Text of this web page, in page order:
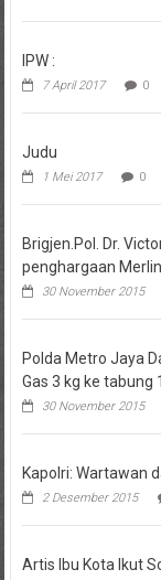
IPW :
7 April 2017 0
Judu
1 Mei 2017 0
Brigjen.Pol. Dr.
penghargaan
30 November 2015
Polda Metro Jaya
Gas 3 kg ke tabung
30 November 2015
Kapolri: Wartawan
2 Desember 2015
Artis Ibu Kota Ikut